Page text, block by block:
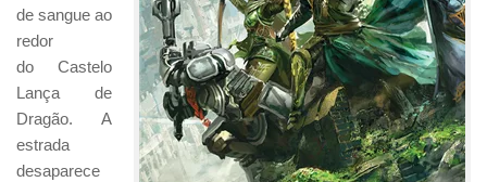
de sangue ao
redor
do Castelo
Lança de
Dragão. A
estrada
desaparece